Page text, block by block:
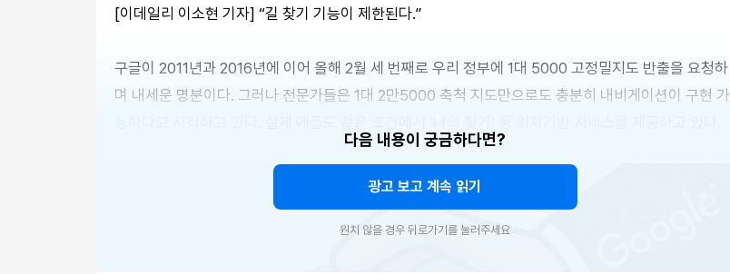
[이데일리 이소현 기자] “길 찾기 기능이 제한된다.”
구글이 2011년과 2016년에 이어 올해 2월 세 번째로 우리 정부에 1대 5000 고정밀지도 반출을 요청하
며 내세운 명분이다. 그러나 전문가들은 1대 2만5000 축척 지도만으로도 충분히 내비게이션이 구현 가
다음 내용이 궁금하다면?
광고 보고 계속 읽기
원치 않을 경우 뒤로가기를 눌러주세요